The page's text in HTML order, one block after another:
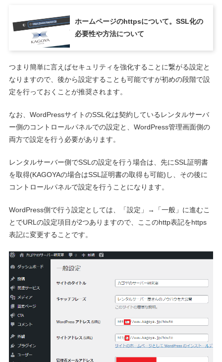
ホームページのhttpsについて。SSL化の
必要性や方法について
つまり簡単に言えばセキュリティを強化することに繋がる設定と
なりますので、後から設定することも可能ですが初めの段階で設
定を行っておくことが推奨されます。
なお、WordPressサイトのSSL化は契約しているレンタルサーバ
ー側のコントロールパネルでの設定と、WordPress管理画面側の
両方で設定を行う必要があります。
レンタルサーバー側でSSLの設定を行う場合は、先にSSL証明書
を取得(KAGOYAの場合はSSL証明書の取得も可能)し、その後に
コントロールパネルで設定を行うことになります。
WordPress側で行う設定としては、「設定」→「一般」に進むこ
とでURLの設定項目が2つありますので、ここのhttp表記をhttps
表記に変更することです。